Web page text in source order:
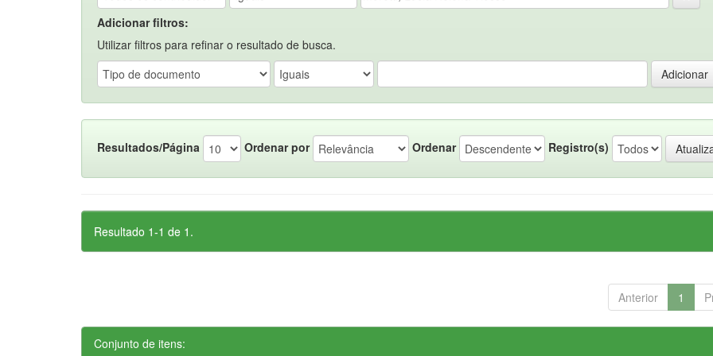
Adicionar filtros:
Utilizar filtros para refinar o resultado de busca.
Resultados/Página Ordenar por Ordenar Registro(s)
Resultado 1-1 de 1.
Anterior 1
Conjunto de itens: